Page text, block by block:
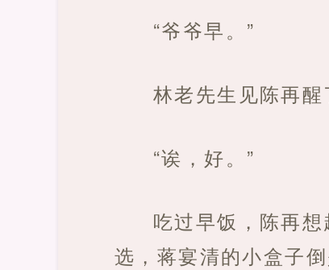
“爷爷早。”
林老先生见陈再
“诶，好。”
吃过早饭，陈再
选，蒋宴清的小盒子